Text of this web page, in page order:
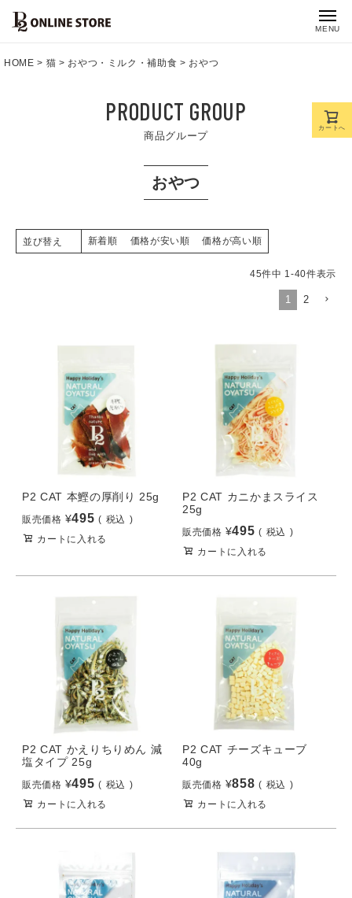
MENU
HOME 猫 おやつ・ミルク・補助食 おやつ
PRODUCT GROUP
商品グループ
おやつ
並び替え 新着順 価格が安い順 価格が高い順
45件中 1-40件表示
1 2
P2 CAT 本鰹の厚削り 25g
販売価格 ¥495
税込
カートに入れる
P2 CAT カニかまスライス
25g
販売価格 ¥495
税込
カートに入れる
P2 CAT かえりちりめん 減
塩タイプ 25g
販売価格 ¥495
税込
カートに入れる
P2 CAT チーズキューブ
40g
販売価格 ¥858
税込
カートに入れる
カートへ